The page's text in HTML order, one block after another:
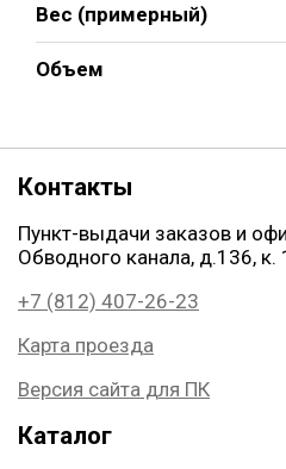
Вес (примерный)
Объем
Контакты
Пункт-выдачи заказов и
Обводного канала, д.136, к.
+7 (812) 407-26-23
Карта проезда
Версия сайта для ПК
Каталог